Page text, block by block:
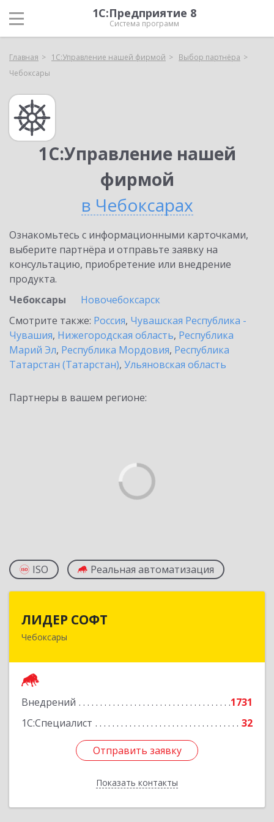
1С:Предприятие 8
Система программ
Главная 1С:Управление нашей фирмой
Выбор партнёра
Чебоксары
1С:Управление нашей
фирмой
в Чебоксарах
Ознакомьтесь с информационными карточками,
выберите партнёра и отправьте заявку на
консультацию, приобретение или внедрение
продукта.
Чебоксары
Новочебоксарск
Смотрите также: Россия, Чувашская Республика -
Чувашия, Нижегородская область, Республика
Марий Эл, Республика Мордовия, Республика
Татарстан (Татарстан), Ульяновская область
Партнеры в вашем регионе:
ISO Реальная автоматизация
ЛИДЕР СОФТ
Чебоксары
Внедрений
1731
1С:Специалист
32
Отправить заявку
Показать контакты
428018, Чувашская Республика - Чувашия,
Подробнее
Отправить заявку
Назад